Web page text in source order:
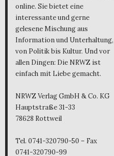
online. Sie bietet eine
interessante und gerne
gelesene Mischung aus
Information und Unterhaltung,
von Politik bis Kultur. Und vor
allen Dingen: Die NRWZ ist
einfach mit Liebe gemacht.
NRWZ Verlag GmbH & Co. KG
Hauptstraße 31-33
78628 Rottweil
Tel. 0741-320790-50 – Fax
0741-320790-99